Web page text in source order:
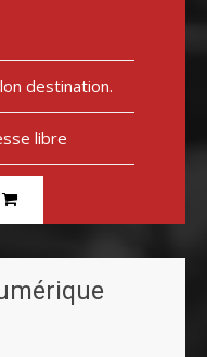
destination.
libre